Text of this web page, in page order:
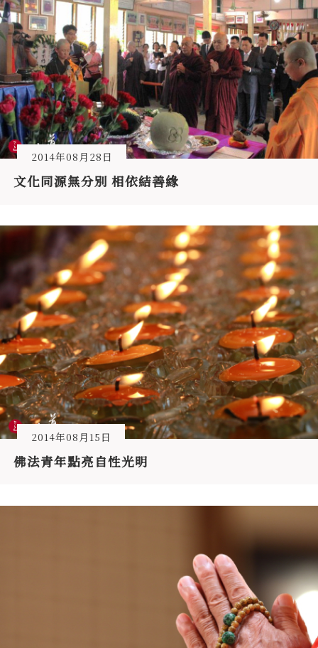
2014年08月28日
文化同源無分別 相依結善緣
2014年08月15日
佛法青年點亮自性光明